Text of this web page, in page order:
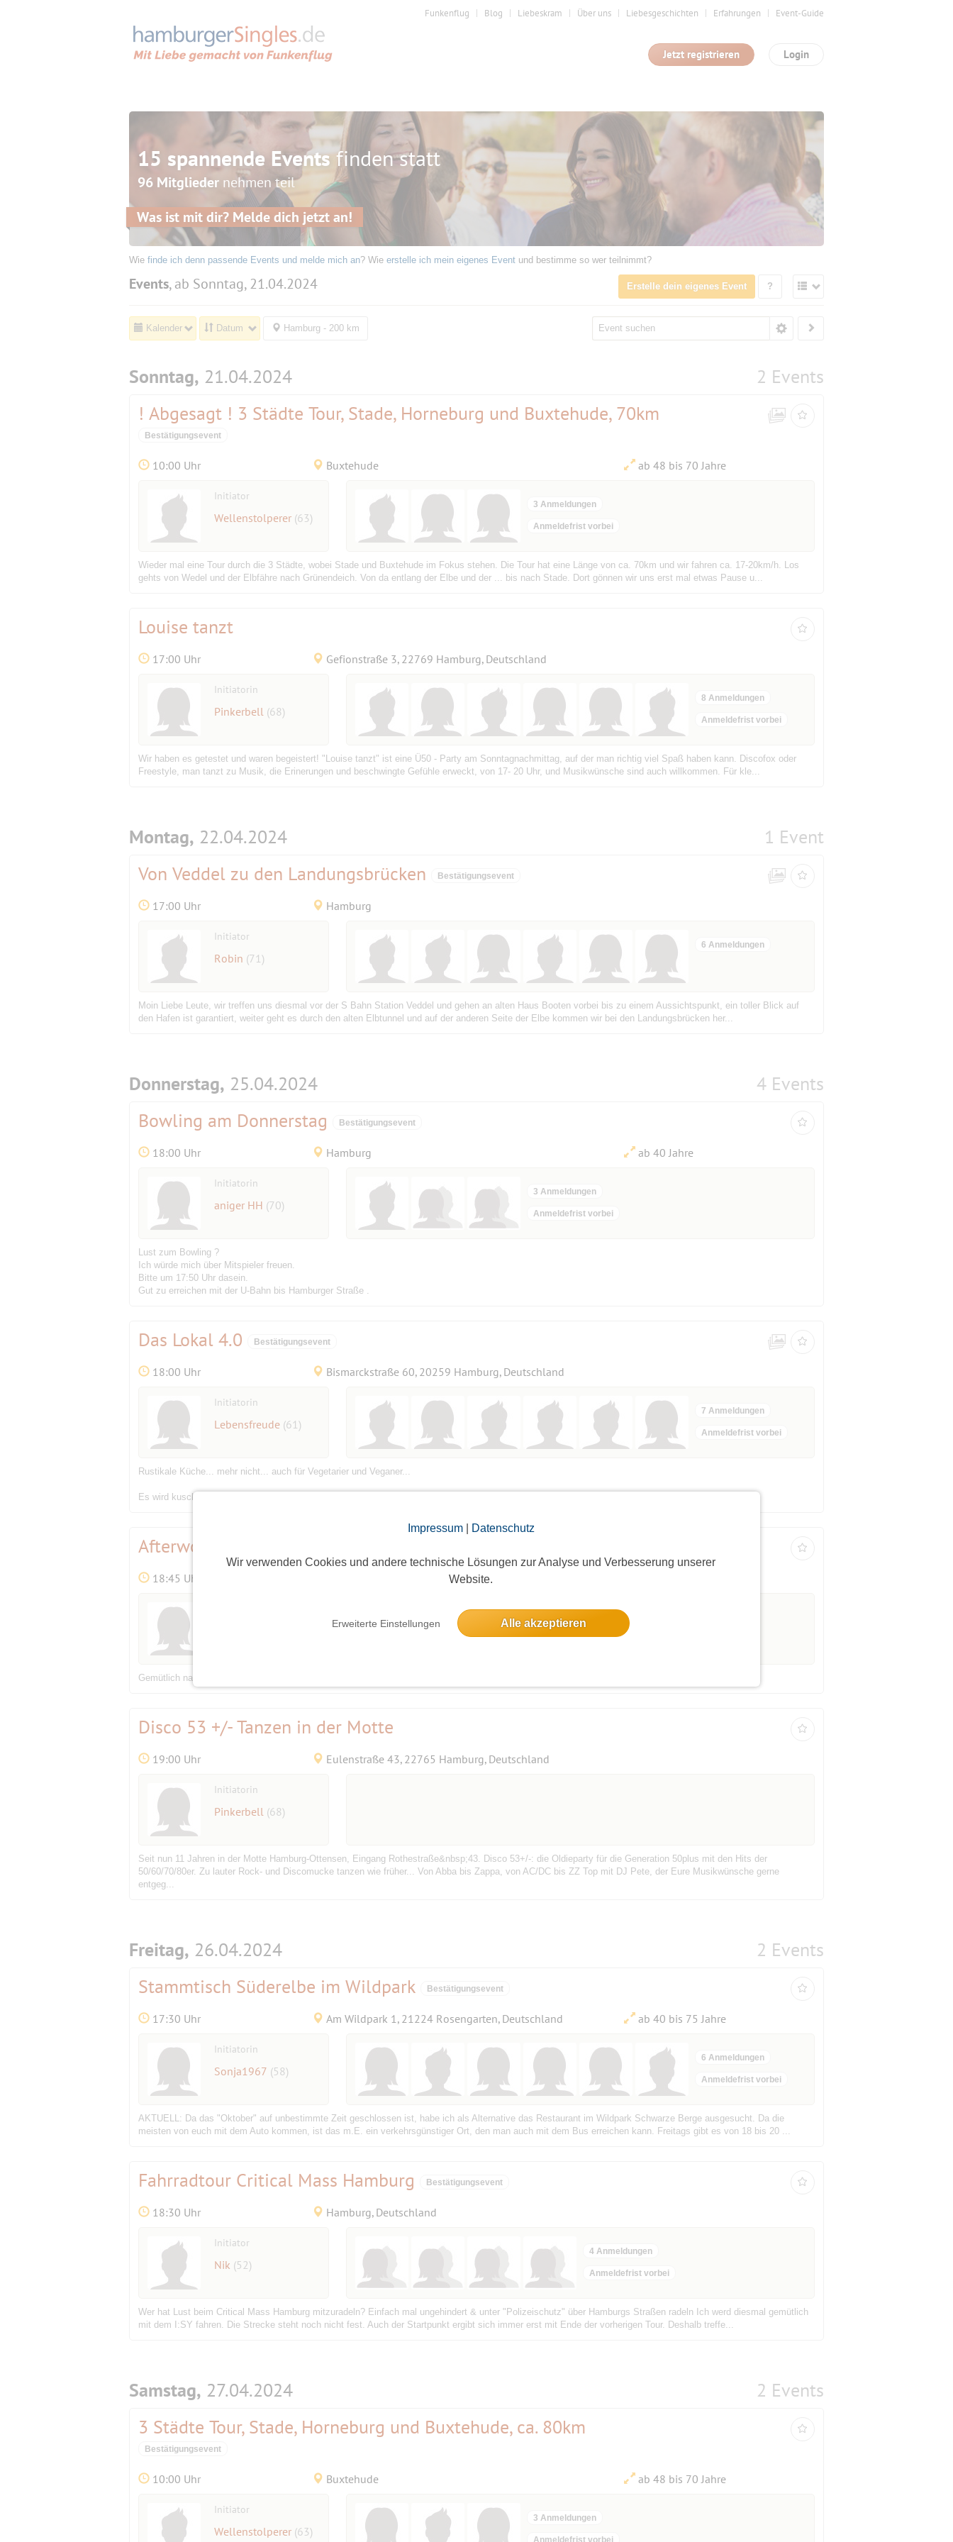
Impressum| Datenschutz
Wir verwenden Cookies und andere technische Lösungen zur Analyse und Verbesserung unserer
Website.
Erweiterte Einstellungen Alle akzeptieren
Funkenflug Blog Liebeskram Über uns Liebesgeschichten Erfahrungen Event-Guide
Login
Jetzt registrieren
15 spannende Eventsfinden statt
96 Mitglieder nehmen teil
Was ist mit dir? Melde dich jetzt an!
Wie finde ich denn passende Events und melde mich an? Wie erstelle ich mein eigenes Event und bestimme so wer teilnimmt?
Events, ab Sonntag, 21.04.2024 Erstelle dein eigenes Event ?
Kalender Datum Hamburg - 200 km
Sonntag, 21.04.2024
2 Events
! Abgesagt ! 3 Städte Tour, Stade, Horneburg und Buxtehude, 70km
Bestätigungsevent
10:00 Uhr Buxtehude ab 48 bis 70 Jahre
Initiator
Wellenstolperer (63)
3 Anmeldungen
Anmeldefrist vorbei
Wieder mal eine Tour durch die 3 Städte, wobei Stade und Buxtehude im Fokus stehen. Die Tour hat eine Länge von ca. 70km und wir fahren ca. 17-20km/h. Los
gehts von Wedel und der Elbfähre nach Grünendeich. Von da entlang der Elbe und der ... bis nach Stade. Dort gönnen wir uns erst mal etwas Pause u...
Louise tanzt
17:00 Uhr Gefionstraße 3, 22769 Hamburg, Deutschland
Initiatorin
Pinkerbell (68)
8 Anmeldungen
Anmeldefrist vorbei
Wir haben es getestet und waren begeistert! "Louise tanzt" ist eine Ü50 - Party am Sonntagnachmittag, auf der man richtig viel Spaß haben kann. Discofox oder
Freestyle, man tanzt zu Musik, die Erinerungen und beschwingte Gefühle erweckt, von 17- 20 Uhr, und Musikwünsche sind auch willkommen. Für kle...
Montag, 22.04.2024
1 Event
Von Veddel zu den Landungsbrücken
Bestätigungsevent
17:00 Uhr Hamburg
Initiator
Robin (71)
6 Anmeldungen
Moin Liebe Leute, wir treffen uns diesmal vor der S Bahn Station Veddel und gehen an alten Haus Booten vorbei bis zu einem Aussichtspunkt, ein toller Blick auf
den Hafen ist garantiert, weiter geht es durch den alten Elbtunnel und auf der anderen Seite der Elbe kommen wir bei den Landungsbrücken her...
Donnerstag, 25.04.2024
4 Events
Bowling am Donnerstag
Bestätigungsevent
18:00 Uhr Hamburg ab 40 Jahre
Initiatorin
aniger HH (70)
3 Anmeldungen
Anmeldefrist vorbei
Lust zum Bowling ?
Ich würde mich über Mitspieler freuen.
Bitte um 17:50 Uhr dasein.
Gut zu erreichen mit der U-Bahn bis Hamburger Straße .
Das Lokal 4.0 Bestätigungsevent
18:00 Uhr Bismarckstraße 60, 20259 Hamburg, Deutschland
Initiatorin
Lebensfreude (61)
7 Anmeldungen
Anmeldefrist vorbei
Rustikale Küche... mehr nicht... auch für Vegetarier und Veganer...
Es wird kuschelig (also etwas eng am Tisch... 😉)
Afterwork Party
18:45 Uhr
Dieses Event hatte keine Teilnehmer
Gemütlich nach Feierabend zur Afterwork Party...🍹🥂🍾😊
Disco 53 +/- Tanzen in der Motte
19:00 Uhr Eulenstraße 43, 22765 Hamburg, Deutschland
Initiatorin
Pinkerbell (68)
Seit nun 11 Jahren in der Motte Hamburg-Ottensen, Eingang Rothestraße&nbsp;43. Disco 53+/-: die Oldieparty für die Generation 50plus mit den Hits der
50/60/70/80er. Zu lauter Rock- und Discomucke tanzen wie früher... Von Abba bis Zappa, von AC/DC bis ZZ Top mit DJ Pete, der Eure Musikwünsche gerne
entgeg...
Freitag, 26.04.2024
2 Events
Stammtisch Süderelbe im Wildpark
Bestätigungsevent
17:30 Uhr Am Wildpark 1, 21224 Rosengarten, Deutschland ab 40 bis 75 Jahre
Initiatorin
Sonja1967 (58)
6 Anmeldungen
Anmeldefrist vorbei
AKTUELL: Da das "Oktober" auf unbestimmte Zeit geschlossen ist, habe ich als Alternative das Restaurant im Wildpark Schwarze Berge ausgesucht. Da die
meisten von euch mit dem Auto kommen, ist das m.E. ein verkehrsgünstiger Ort, den man auch mit dem Bus erreichen kann. Freitags gibt es von 18 bis 20 ...
Fahrradtour Critical Mass Hamburg Bestätigungsevent
18:30 Uhr Hamburg, Deutschland
Initiator
Nik (52)
4 Anmeldungen
Anmeldefrist vorbei
Wer hat Lust beim Critical Mass Hamburg mitzuradeln? Einfach mal ungehindert & unter "Polizeischutz" über Hamburgs Straßen radeln Ich werd diesmal gemütlich
mit dem I:SY fahren. Die Strecke steht noch nicht fest. Auch der Startpunkt ergibt sich immer erst mit Ende der vorherigen Tour. Deshalb treffe...
Samstag, 27.04.2024
2 Events
3 Städte Tour, Stade, Horneburg und Buxtehude, ca. 80km
Bestätigungsevent
10:00 Uhr Buxtehude ab 48 bis 70 Jahre
Initiator
Wellenstolperer (63)
3 Anmeldungen
Anmeldefrist vorbei